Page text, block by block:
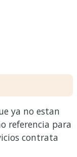
ya no estan
referencia para
contrata